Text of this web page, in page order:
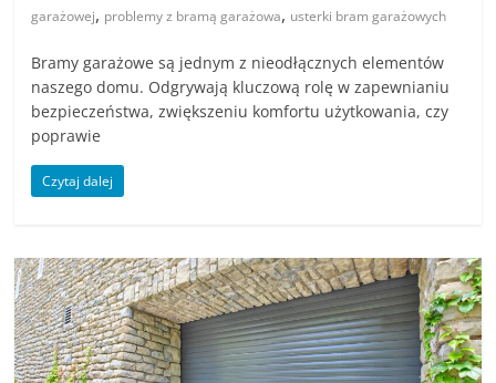
garażowej, problemy z bramą garażowa, usterki bram garażowych
Bramy garażowe są jednym z nieodłącznych elementów
naszego domu. Odgrywają kluczową rolę w zapewnianiu
bezpieczeństwa, zwiększeniu komfortu użytkowania, czy
poprawie
Czytaj dalej